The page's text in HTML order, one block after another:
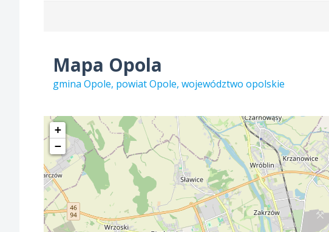
Mapa Opola
gmina Opole, powiat Opole, województwo opolskie
+
−